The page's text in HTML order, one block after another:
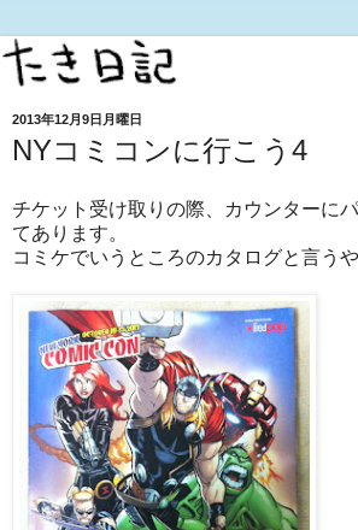
2013年12月9日月曜日
NYコミコンに行こう4
チケット受け取りの際、カウンターに
てあります。
コミケでいうところのカタログと言うや